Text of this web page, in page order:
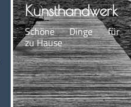
Kunst­hand­werk
Schö­ne Din­ge für
zu Hause